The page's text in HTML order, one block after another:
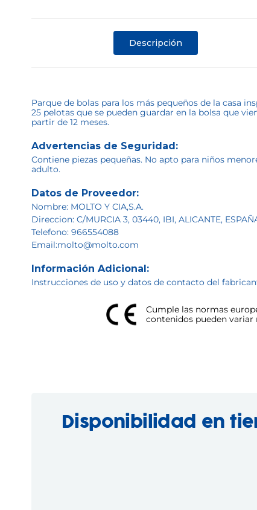
Descripción
Parque de bolas para los más pequeños de la casa
25 pelotas que se pueden guardar en la bolsa que
partir de 12 meses.
Advertencias de Seguridad:
Contiene piezas pequeñas. No apto para niños
adulto.
Datos de Proveedor:
Nombre: MOLTO Y CIA,S.A.
Direccion: C/MURCIA 3, 03440, IBI, ALICANTE,
Telefono: 966554088
Email:molto@molto.com
Información Adicional:
Instrucciones de uso y datos de contacto del
Cumple las normas
contenidos pueden variar
Disponibilidad en